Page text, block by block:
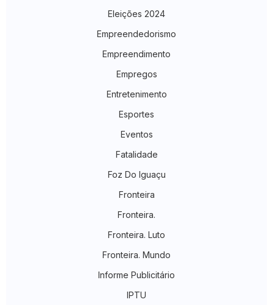
Eleições 2024
Empreendedorismo
Empreendimento
Empregos
Entretenimento
Esportes
Eventos
Fatalidade
Foz Do Iguaçu
Fronteira
Fronteira.
Fronteira. Luto
Fronteira. Mundo
Informe Publicitário
IPTU